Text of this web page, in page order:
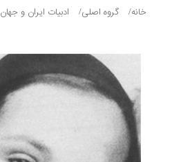
خانه گروه اصلی ادبيات ايران و جهان